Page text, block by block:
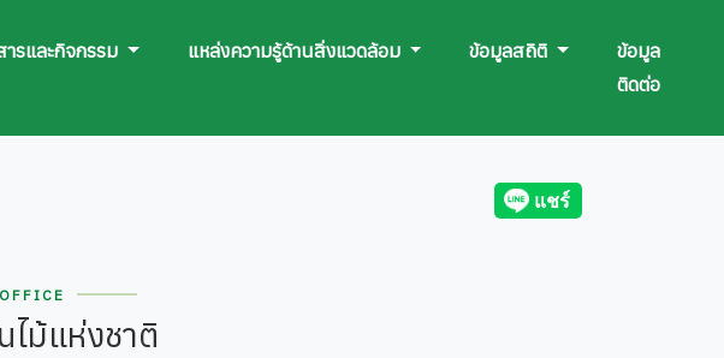
ารและกิจกรรม แหล่งความรู้ด้านสิ่งแวดล้อม ข้อมูลสถิติ
ข้อมูล
ติดต่อ
ม้แห่งชาติ